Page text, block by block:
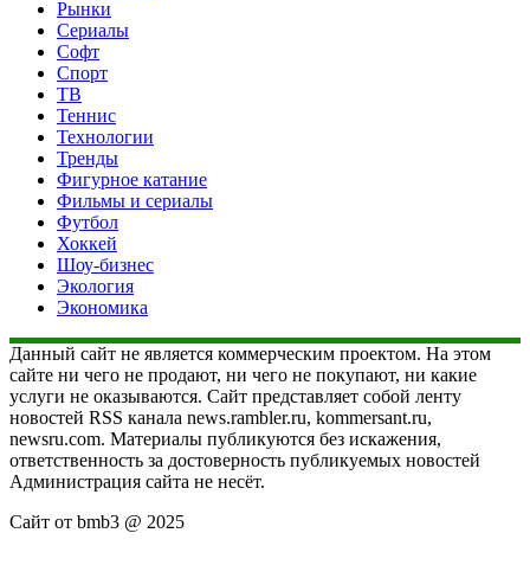
Рынки
Сериалы
Софт
Спорт
ТВ
Теннис
Технологии
Тренды
Фигурное катание
Фильмы и сериалы
Футбол
Хоккей
Шоу-бизнес
Экология
Экономика
Данный сайт не является коммерческим проектом. На этом
сайте ни чего не продают, ни чего не покупают, ни какие
услуги не оказываются. Сайт представляет собой ленту
новостей RSS канала news.rambler.ru, kommersant.ru,
newsru.com. Материалы публикуются без искажения,
ответственность за достоверность публикуемых новостей
Администрация сайта не несёт.
Сайт от bmb3 @ 2025